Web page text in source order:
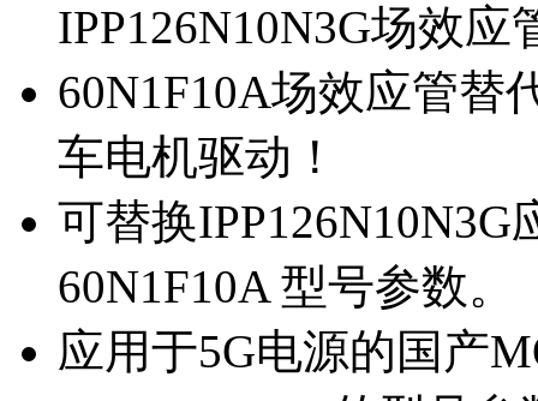
IPP126N10N3G场效应
60N1F10A场效应管替
车电机驱动！
可替换
60N1F10A 型号参数。
应用于5G电源的国产